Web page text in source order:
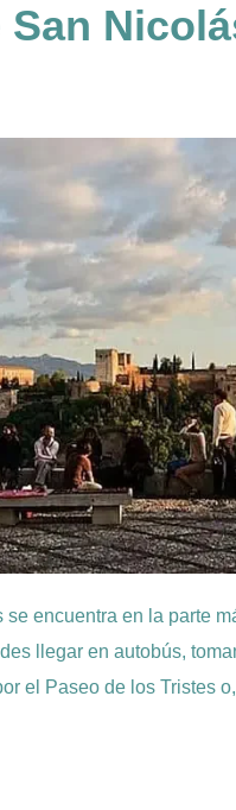
San
encuentra en la parte
llegar en autobús,
el Paseo de los Tristes